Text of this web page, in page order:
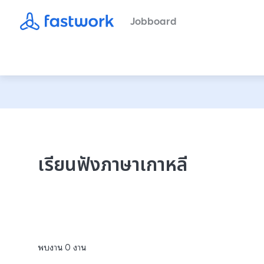
Jobboard
เรียนฟังภาษาเกาหลี
พบงาน 0 งาน